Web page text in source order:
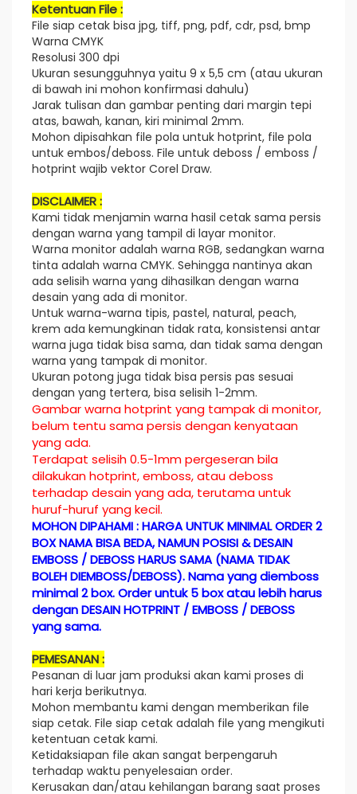
Ketentuan File :
File siap cetak bisa jpg, tiff, png, pdf, cdr, psd, bmp
Warna CMYK
Resolusi 300 dpi
Ukuran sesungguhnya yaitu 9 x 5,5 cm (atau ukuran
di bawah ini mohon konfirmasi dahulu)
Jarak tulisan dan gambar penting dari margin tepi
atas, bawah, kanan, kiri minimal 2mm.
Mohon dipisahkan file pola untuk hotprint, file pola
untuk embos/deboss. File untuk deboss / emboss /
hotprint wajib vektor Corel Draw.
DISCLAIMER :
Kami tidak menjamin warna hasil cetak sama persis
dengan warna yang tampil di layar monitor.
Warna monitor adalah warna RGB, sedangkan warna
tinta adalah warna CMYK. Sehingga nantinya akan
ada selisih warna yang dihasilkan dengan warna
desain yang ada di monitor.
Untuk warna-warna tipis, pastel, natural, peach,
krem ada kemungkinan tidak rata, konsistensi antar
warna juga tidak bisa sama, dan tidak sama dengan
warna yang tampak di monitor.
Ukuran potong juga tidak bisa persis pas sesuai
dengan yang tertera, bisa selisih 1-2mm.
Gambar warna hotprint yang tampak di monitor,
belum tentu sama persis dengan kenyataan
yang ada.
Terdapat selisih 0.5-1mm pergeseran bila
dilakukan hotprint, emboss, atau deboss
terhadap desain yang ada, terutama untuk
huruf-huruf yang kecil.
MOHON DIPAHAMI : HARGA UNTUK MINIMAL ORDER 2
BOX NAMA BISA BEDA, NAMUN POSISI & DESAIN
EMBOSS / DEBOSS HARUS SAMA (NAMA TIDAK
BOLEH DIEMBOSS/DEBOSS). Nama yang diemboss
minimal 2 box. Order untuk 5 box atau lebih harus
dengan DESAIN HOTPRINT / EMBOSS / DEBOSS
yang sama.
PEMESANAN :
Pesanan di luar jam produksi akan kami proses di
hari kerja berikutnya.
Mohon membantu kami dengan memberikan file
siap cetak. File siap cetak adalah file yang mengikuti
ketentuan cetak kami.
Ketidaksiapan file akan sangat berpengaruh
terhadap waktu penyelesaian order.
Kerusakan dan/atau kehilangan barang saat proses